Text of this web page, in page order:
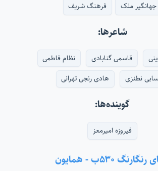
جهانگیر ملک فرهنگ شریف
شاعرها:
قاسمی گنابادی
نظام فاطمی
نطنزی
هادی رنجی تهرانی
گوینده‌ها:
فیروزه امیرمعز
۵۳۰ب - همایون